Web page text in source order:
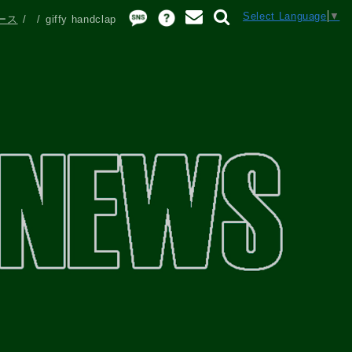
Select Language ▼
ス giffy handclap